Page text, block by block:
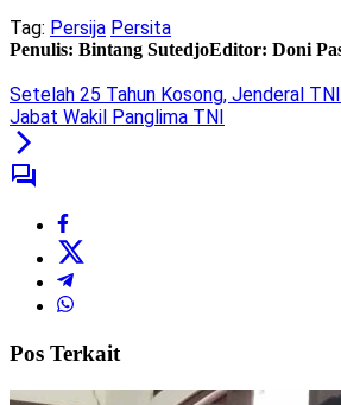
Tag: Persija Persita
Penulis: Bintang SutedjoEditor: Doni
Setelah 25 Tahun Kosong, Jenderal
Jabat Wakil Panglima TNI
Pos Terkait